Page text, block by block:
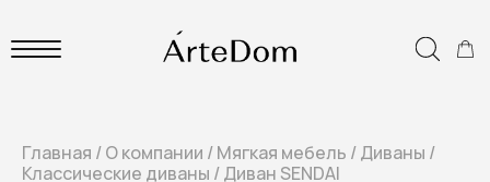
Главная /О компании /Мягкая мебель /Диваны /
Классические диваны /Диван SENDAI